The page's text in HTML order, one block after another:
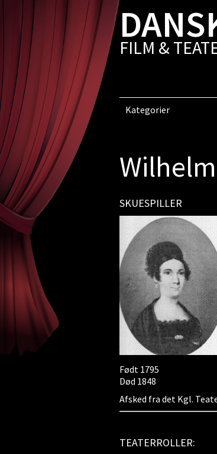
FILM &
Kategorier
SKUESPILLER
Født 1795
Død 1848
Afsked fra det Kgl.
TEATERROLLER: